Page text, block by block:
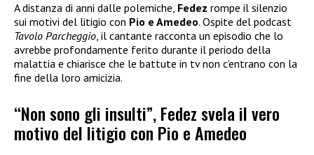
A distanza di anni dalle polemiche, Fedez rompe il silenzio
sui motivi del litigio con Pio e Amedeo. Ospite del podcast
Tavolo Parcheggio, il cantante racconta un episodio che lo
avrebbe profondamente ferito durante il periodo della
malattia e chiarisce che le battute in tv non c’entrano con la
fine della loro amicizia.
“Non sono gli insulti”, Fedez svela il vero
motivo del litigio con Pio e Amedeo